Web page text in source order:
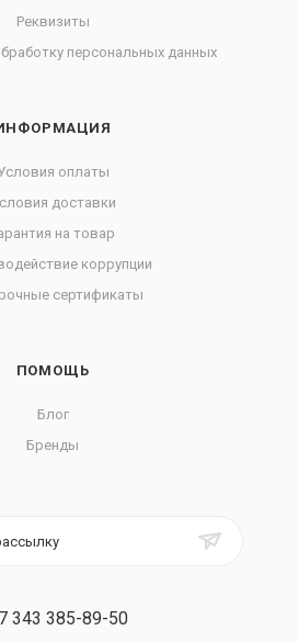
Реквизиты
персональных данных
оплаты
доставки
на товар
коррупции
сертификаты
ПОМОЩЬ
Блог
Бренды
343 385-89-50